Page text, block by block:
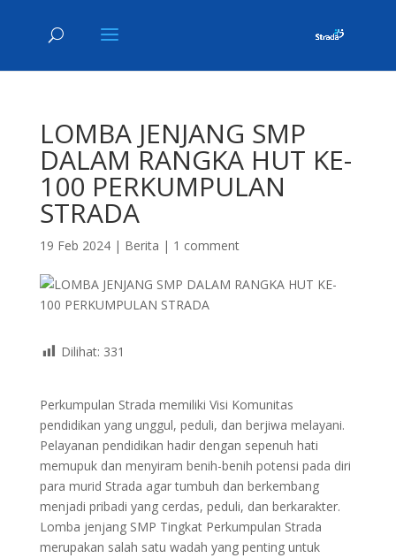
LOMBA JENJANG SMP
DALAM RANGKA HUT KE-
100 PERKUMPULAN
STRADA
19 Feb 2024| Berita | 1 comment
Dilihat: 331
Perkumpulan Strada memiliki Visi Komunitas
pendidikan yang unggul, peduli, dan berjiwa melayani.
Pelayanan pendidikan hadir dengan sepenuh hati
memupuk dan menyiram benih-benih potensi pada diri
para murid Strada agar tumbuh dan berkembang
menjadi pribadi yang cerdas, peduli, dan berkarakter.
Lomba jenjang SMP Tingkat Perkumpulan Strada
merupakan salah satu wadah yang penting untuk